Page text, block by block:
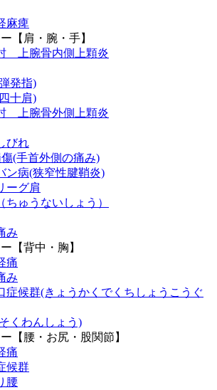
麻痺
【肩・腕・手】
上腕骨内側上顆炎
発指)
十肩)
上腕骨外側上顆炎
びれ
(手首外側の痛み)
ン病(狭窄性腱鞘炎)
ーグ肩
ちゅうないしょう）
み
【背中・胸】
痛
み
症候群(きょうかくでくちしょうこうぐ
くわんしょう)
【腰・お尻・股関節】
痛
候群
腰